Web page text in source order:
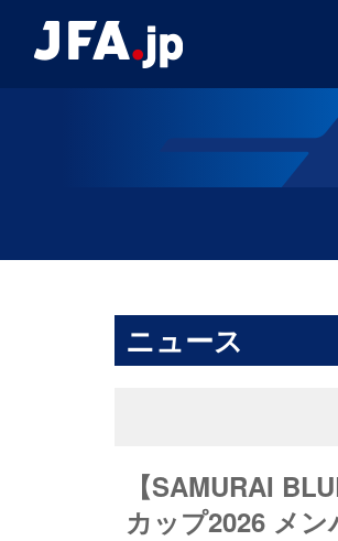
ニュース
【SAMURAI
カップ2026 メ